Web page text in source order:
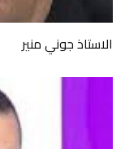
الاستاذ جوني منير